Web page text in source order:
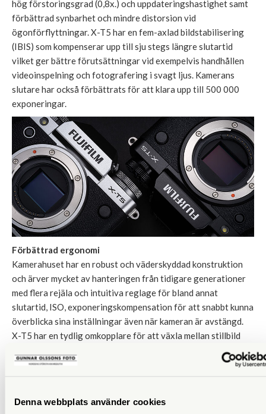
Denna webbplats använder cookies
hög förstoringsgrad (0,8x.) och uppdateringshastighet samt
förbättrad synbarhet och mindre distorsion vid
ögonförflyttningar. X-T5 har en fem-axlad bildstabilisering
(IBIS) som kompenserar upp till sju stegs längre slutartid
vilket ger bättre förutsättningar vid exempelvis handhållen
videoinspelning och fotografering i svagt ljus. Kamerans
slutare har också förbättrats för att klara upp till 500 000
exponeringar.
Förbättrad ergonomi
Kamerahuset har en robust och väderskyddad konstruktion
och ärver mycket av hanteringen från tidigare generationer
med flera rejäla och intuitiva reglage för bland annat
slutartid, ISO, exponeringskompensation för att snabbt kunna
överblicka sina inställningar även när kameran är avstängd.
X-T5 har en tydlig omkopplare för att växla mellan stillbild
och video och separata menyer beroende på vilket läge
kameran är inställd på. Det går nu snabbt att växla mellan
inspelningsläge.